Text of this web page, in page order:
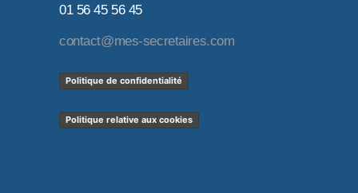
01 56 45 56 45
contact@mes-secretaires.com
Politique de confidentialité
Politique relative aux cookies